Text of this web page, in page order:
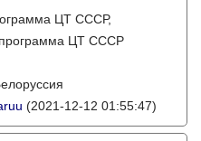
ЦТ СССР,
ЦТ СССР
(2021-12-12 01:55:47)